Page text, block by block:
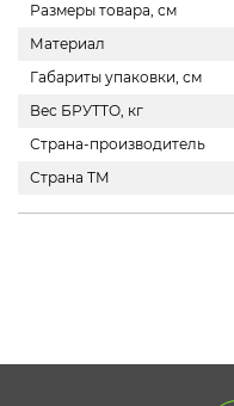
Размеры товара, см
Материал
Габариты упаковки, см
Вес БРУТТО, кг
Страна-производитель
Страна ТМ